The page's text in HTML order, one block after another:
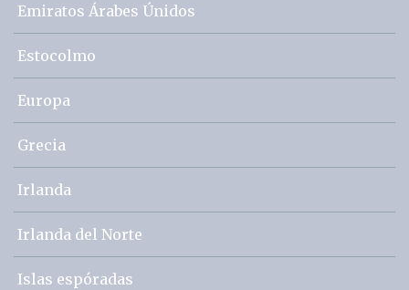
Emiratos Árabes Únidos
Estocolmo
Europa
Grecia
Irlanda
Irlanda del Norte
Islas espóradas